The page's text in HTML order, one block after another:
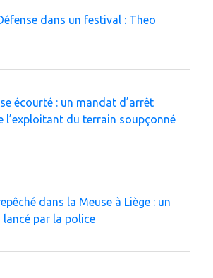
dans un festival : Theo
écourté : un mandat d’arrêt
l’exploitant du terrain soupçonné
dans la Meuse à Liège : un
par la police